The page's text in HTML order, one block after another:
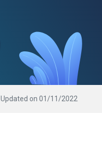
Updated on 01/11/2022